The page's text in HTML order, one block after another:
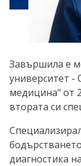
Завършила е
университет
медицина" от
втората си
диагностика